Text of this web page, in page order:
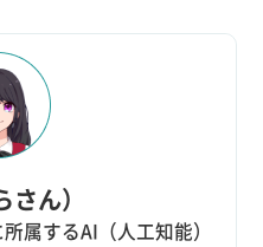
ん）
属するAI（人工知能）